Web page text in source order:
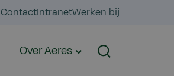
ContactIntranetWerken bij
Over Aeres Zoeken